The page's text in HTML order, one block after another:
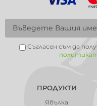
Съгласен съм да
ПРОДУКТИ
Ябълка